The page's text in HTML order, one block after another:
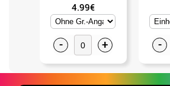
4.99€
- + -